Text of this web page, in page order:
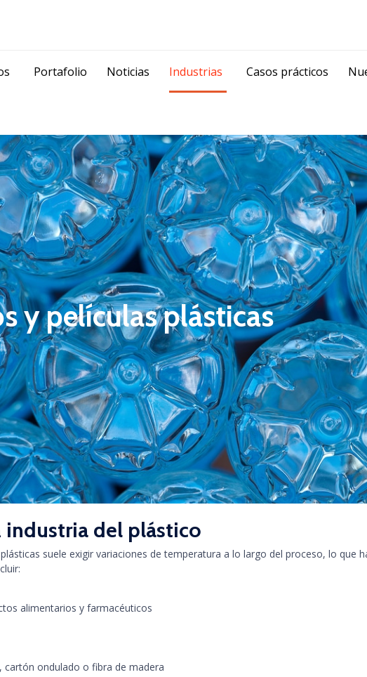
to
Portafolio Noticias Industrias Casos prácticos
y películas plásticas
industria del plástico
suele exigir variaciones de temperatura a lo largo del proceso, lo que
alimentarios y farmacéuticos
cartón ondulado o fibra de madera